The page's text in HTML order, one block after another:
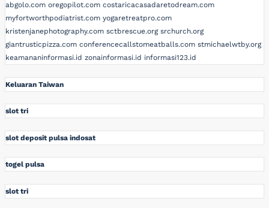
abgolo.com oregopilot.com costaricacasadaretodream.com
myfortworthpodiatrist.com yogaretreatpro.com
kristenjanephotography.com sctbrescue.org srchurch.org
giantrusticpizza.com conferencecallstomeatballs.com stmichaelwtby.org
keamananinformasi.id zonainformasi.id informasi123.id
Keluaran Taiwan
slot tri
slot deposit pulsa indosat
togel pulsa
slot tri